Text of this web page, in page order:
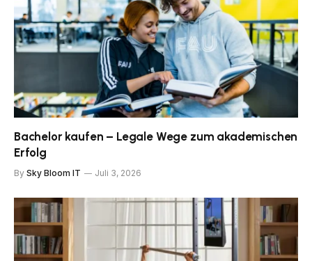
Bachelor kaufen – Legale Wege zum akademischen
Erfolg
By Sky Bloom IT Juli 3, 2026